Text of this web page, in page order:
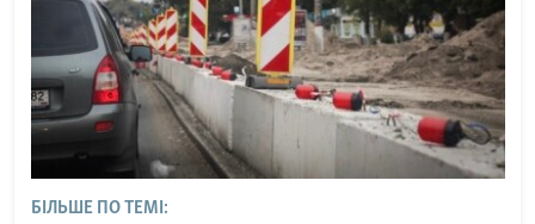
БІЛЬШЕ ПО ТЕМІ: